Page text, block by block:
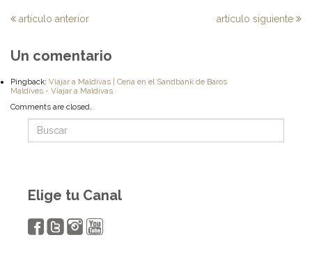
artículo anterior artículo siguiente
Un comentario
Pingback: Viajar a Maldivas | Cena en el Sandbank de Baros
Maldives - Viajar a Maldivas
Comments are closed.
Elige tu Canal